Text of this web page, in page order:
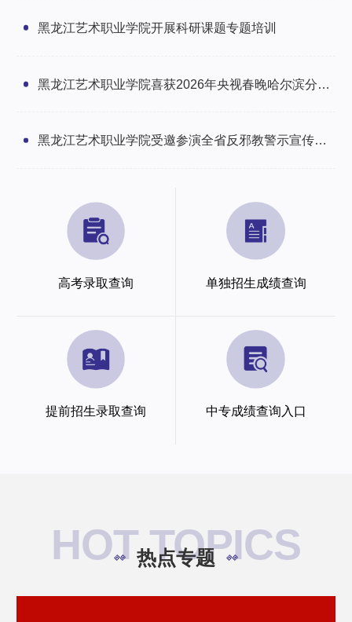
培训班圆满举办
黑龙江艺术职业学院开展科研课题专题培训
黑龙江艺术职业学院喜获2026年央视春晚哈尔滨分会
场感谢信
黑龙江艺术职业学院受邀参演全省反邪教警示宣传文
高考录取查询 单独招生成绩查询
提前招生录取查询 中专成绩查询入口
HOT TOPICS
热点专题